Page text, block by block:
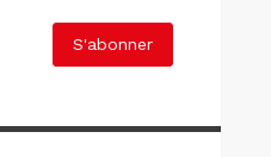
S'abonner